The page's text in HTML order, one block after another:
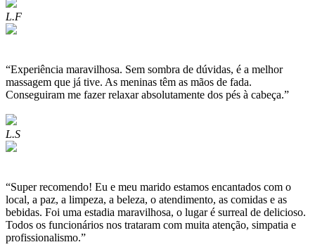
L.F
“Experiência maravilhosa. Sem sombra de dúvidas, é a melhor
massagem que já tive. As meninas têm as mãos de fada.
Conseguiram me fazer relaxar absolutamente dos pés à cabeça.”
L.S
“Super recomendo! Eu e meu marido estamos encantados com o
local, a paz, a limpeza, a beleza, o atendimento, as comidas e as
bebidas. Foi uma estadia maravilhosa, o lugar é surreal de delicioso.
Todos os funcionários nos trataram com muita atenção, simpatia e
profissionalismo.”